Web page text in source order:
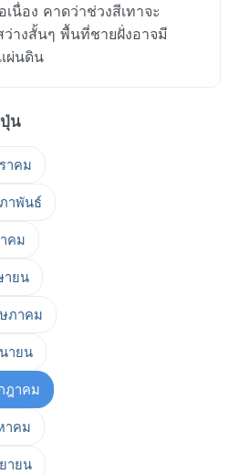
นื่อง คาดว่าช่วงสีเทาจะ
างสั้นๆ พื้นที่ชายฝั่งอาจมี
ผ่นดิน
น
าคม
าพันธ์
คม
ายน
ภาคม
ายน
ฎาคม
าคม
ายน